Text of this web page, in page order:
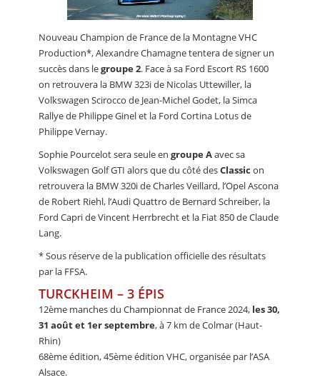
Nouveau Champion de France de la Montagne VHC
Production*, Alexandre Chamagne tentera de signer un
succès dans legroupe 2. Face à sa Ford Escort RS 1600
on retrouvera la BMW 323i de Nicolas Uttewiller, la
Volkswagen Scirocco de Jean-Michel Godet, la Simca
Rallye de Philippe Ginel et la Ford Cortina Lotus de
Philippe Vernay.
Sophie Pourcelot sera seule en groupe Aavec sa
Volkswagen Golf GTI alors que du côté desClassic on
retrouvera la BMW 320i de Charles Veillard, l’Opel Ascona
de Robert Riehl, l’Audi Quattro de Bernard Schreiber, la
Ford Capri de Vincent Herrbrecht et la Fiat 850 de Claude
Lang.
* Sous réserve de la publication officielle des résultats
par la FFSA.
TURCKHEIM – 3 ÉPIS
12ème manches du Championnat de France 2024, les 30,
31 août et 1er septembre, à 7 km de Colmar (Haut-
Rhin)
68ème édition, 45ème édition VHC, organisée par l’ASA
Alsace.